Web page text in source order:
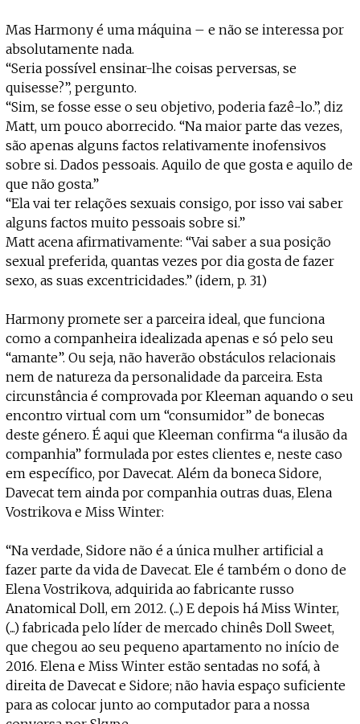
Mas Harmony é uma máquina – e não se interessa por
absolutamente nada.
“Seria possível ensinar-lhe coisas perversas, se
quisesse?”, pergunto.
“Sim, se fosse esse o seu objetivo, poderia fazê-lo.”, diz
Matt, um pouco aborrecido. “Na maior parte das vezes,
são apenas alguns factos relativamente inofensivos
sobre si. Dados pessoais. Aquilo de que gosta e aquilo de
que não gosta.”
“Ela vai ter relações sexuais consigo, por isso vai saber
alguns factos muito pessoais sobre si.”
Matt acena afirmativamente: “Vai saber a sua posição
sexual preferida, quantas vezes por dia gosta de fazer
sexo, as suas excentricidades.” (idem, p. 31)
Harmony promete ser a parceira ideal, que funciona
como a companheira idealizada apenas e só pelo seu
“amante”. Ou seja, não haverão obstáculos relacionais
nem de natureza da personalidade da parceira. Esta
circunstância é comprovada por Kleeman aquando o seu
encontro virtual com um “consumidor” de bonecas
deste género. É aqui que Kleeman confirma “a ilusão da
companhia” formulada por estes clientes e, neste caso
em específico, por Davecat. Além da boneca Sidore,
Davecat tem ainda por companhia outras duas, Elena
Vostrikova e Miss Winter:
“Na verdade, Sidore não é a única mulher artificial a
fazer parte da vida de Davecat. Ele é também o dono de
Elena Vostrikova, adquirida ao fabricante russo
Anatomical Doll, em 2012. (...) E depois há Miss Winter,
(...) fabricada pelo líder de mercado chinês Doll Sweet,
que chegou ao seu pequeno apartamento no início de
2016. Elena e Miss Winter estão sentadas no sofá, à
direita de Davecat e Sidore; não havia espaço suficiente
para as colocar junto ao computador para a nossa